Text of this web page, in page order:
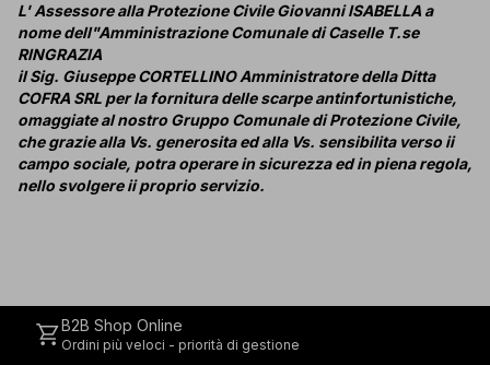
L' Assessore alla Protezione Civile Giovanni ISABELLA a
nome dell"Amministrazione Comunale di Caselle T.se
RINGRAZIA
il Sig. Giuseppe CORTELLINO Amministratore della Ditta
COFRA SRL per la fornitura delle scarpe antinfortunistiche,
omaggiate al nostro Gruppo Comunale di Protezione Civile,
che grazie alla Vs. generosita ed alla Vs. sensibilita verso ii
campo sociale, potra operare in sicurezza ed in piena regola,
nello svolgere ii proprio servizio.
shopping_cartB2B Shop Online
Ordini più veloci - priorità di gestione